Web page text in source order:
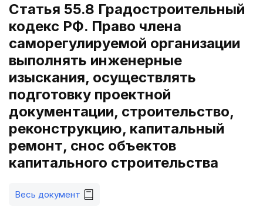
Статья 55.8 Градостроительный
кодекс РФ. Право члена
саморегулируемой организации
выполнять инженерные
изыскания, осуществлять
подготовку проектной
документации, строительство,
реконструкцию, капитальный
ремонт, снос объектов
капитального строительства
Весь документ